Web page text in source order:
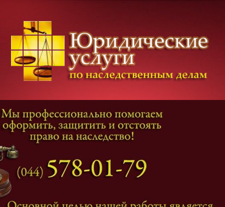
Категории дел
Наследование и Завещание
Оформление наследства
Оспаривание наследства